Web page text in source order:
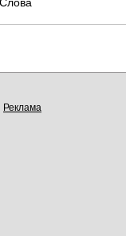
Реклама